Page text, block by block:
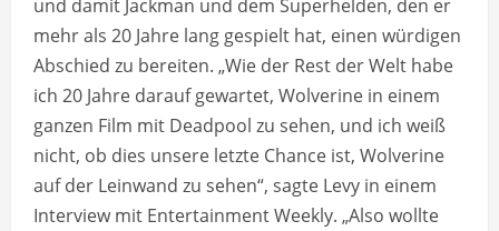
und damit Jackman und dem Superhelden, den er
mehr als 20 Jahre lang gespielt hat, einen würdigen
Abschied zu bereiten. „Wie der Rest der Welt habe
ich 20 Jahre darauf gewartet, Wolverine in einem
ganzen Film mit Deadpool zu sehen, und ich weiß
nicht, ob dies unsere letzte Chance ist, Wolverine
auf der Leinwand zu sehen“, sagte Levy in einem
Interview mit Entertainment Weekly. „Also wollte